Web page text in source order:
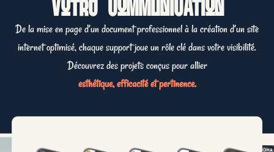
De la mise en page d’un document professionnel à la création d’un site
internet optimisé, chaque support joue un rôle clé dans votre visibilité.
Découvrez des projets conçus pour allier
esthétique, efficacité et pertinence.